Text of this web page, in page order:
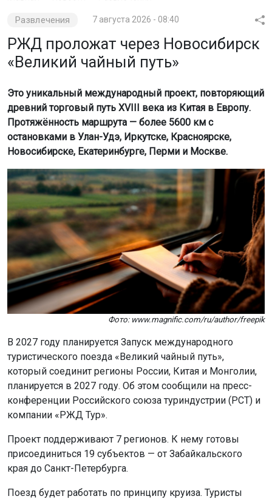
Развлечения 7 августа 2026 - 08:40
РЖД проложат через Новосибирск
«Великий чайный путь»
Это уникальный международный проект, повторяющий
древний торговый путь XVIII века из Китая в Европу.
Протяжённость маршрута — более 5600 км с
остановками в Улан-Удэ, Иркутске, Красноярске,
Новосибирске, Екатеринбурге, Перми и Москве.
Фото: www.magnific.com/ru/author/freepik
В 2027 году планируется Запуск международного
туристического поезда «Великий чайный путь»,
который соединит регионы России, Китая и Монголии,
планируется в 2027 году. Об этом сообщили на пресс-
конференции Российского союза туриндустрии (РСТ) и
компании «РЖД Тур».
Проект поддерживают 7 регионов. К нему готовы
присоединиться 19 субъектов — от Забайкальского
края до Санкт-Петербурга.
Поезд будет работать по принципу круиза. Туристы